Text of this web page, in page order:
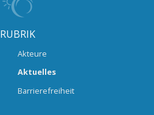
RUBRIK
Akteure
Aktuelles
Barrierefreiheit